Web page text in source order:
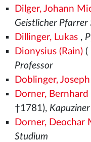
Dilger, Johann
Geistlicher Pfarrer
Dillinger, Lukas,
Dionysius (Rain)(
Professor
Doblinger, Joseph
Dorner,
†1781),
Dorner, Deochar
Studium